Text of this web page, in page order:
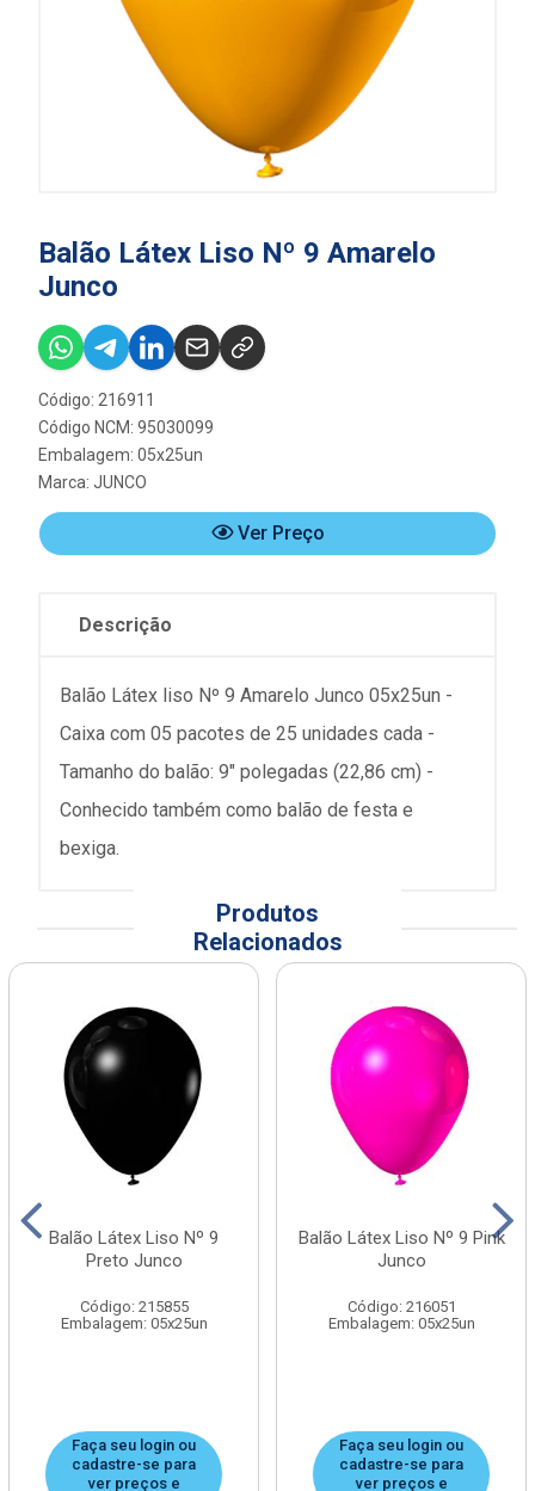
Balão Látex Liso Nº 9 Amarelo
Junco
Código: 216911
Código NCM: 95030099
Embalagem: 05x25un
Marca: JUNCO
Ver Preço
Descrição
Balão Látex liso Nº 9 Amarelo Junco 05x25un -
Caixa com 05 pacotes de 25 unidades cada -
Tamanho do balão: 9" polegadas (22,86 cm) -
Conhecido também como balão de festa e
bexiga.
Produtos
Relacionados
Balão Látex Liso Nº 9
Preto Junco
Código: 215855
Embalagem: 05x25un
Faça seu login ou
cadastre-se para
ver preços e
Balão Látex Liso Nº 9 Pink
Junco
Código: 216051
Embalagem: 05x25un
Faça seu login ou
cadastre-se para
ver preços e